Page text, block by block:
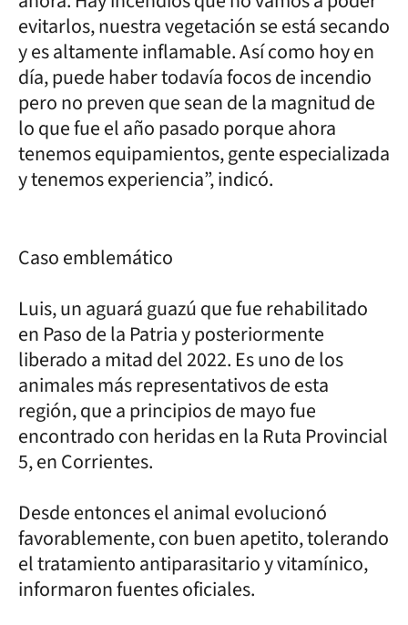
evitarlos, nuestra vegetación se está secando
y es altamente inflamable. Así como hoy en
día, puede haber todavía focos de incendio
pero no preven que sean de la magnitud de
lo que fue el año pasado porque ahora
tenemos equipamientos, gente especializada
y tenemos experiencia”, indicó.
Caso emblemático
Luis, un aguará guazú que fue rehabilitado
en Paso de la Patria y posteriormente
liberado a mitad del 2022. Es uno de los
animales más representativos de esta
región, que a principios de mayo fue
encontrado con heridas en la Ruta Provincial
5, en Corrientes.
Desde entonces el animal evolucionó
favorablemente, con buen apetito, tolerando
el tratamiento antiparasitario y vitamínico,
informaron fuentes oficiales.